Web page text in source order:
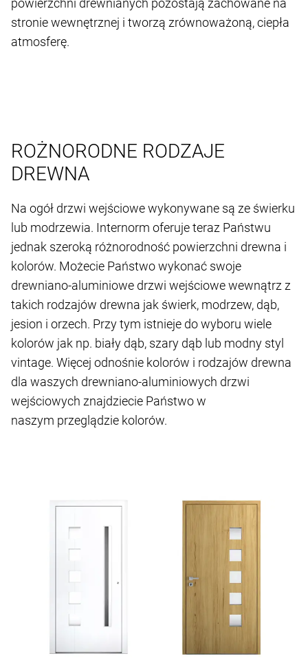
powierzchni drewnianych pozostają zachowane na
stronie wewnętrznej i tworzą zrównoważoną, ciepła
atmosferę.
ROŻNORODNE RODZAJE
DREWNA
Na ogół drzwi wejściowe wykonywane są ze świerku
lub modrzewia. Internorm oferuje teraz Państwu
jednak szeroką różnorodność powierzchni drewna i
kolorów. Możecie Państwo wykonać swoje
drewniano-aluminiowe drzwi wejściowe wewnątrz z
takich rodzajów drewna jak świerk, modrzew, dąb,
jesion i orzech. Przy tym istnieje do wyboru wiele
kolorów jak np. biały dąb, szary dąb lub modny styl
vintage. Więcej odnośnie kolorów i rodzajów drewna
dla waszych drewniano-aluminiowych drzwi
wejściowych znajdziecie Państwo w
naszym przeglądzie kolorów.